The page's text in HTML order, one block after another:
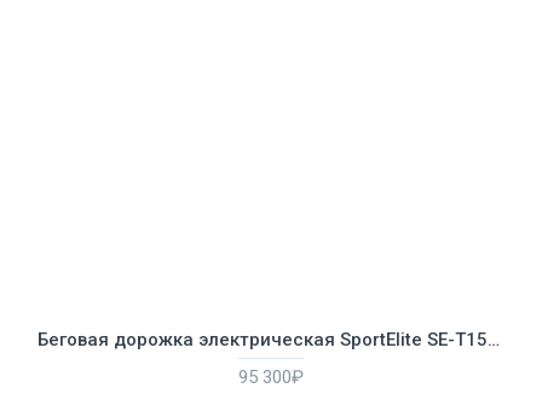
Беговая дорожка электрическая SportElite SE-T1580
95 300₽